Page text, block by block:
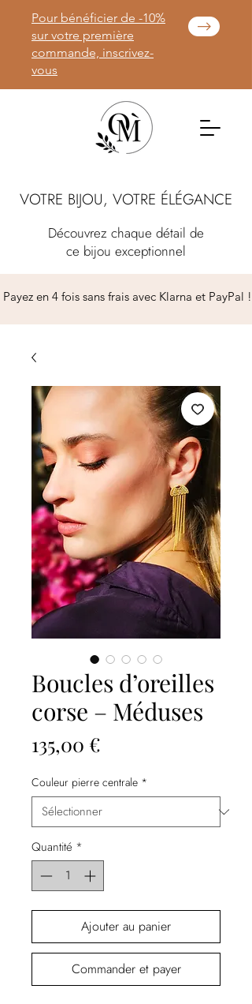
Pour bénéficier de -10%
sur votre première
commande, inscrivez-
vous
VOTRE BIJOU, VOTRE ÉLÉGANCE
Découvrez chaque détail de
ce bijou exceptionnel
Payez en 4 fois sans frais avec Klarna et PayPal !
Boucles d’oreilles
corse – Méduses
135,00 €
Couleur pierre centrale *
Quantité *
Ajouter au panier
Commander et payer